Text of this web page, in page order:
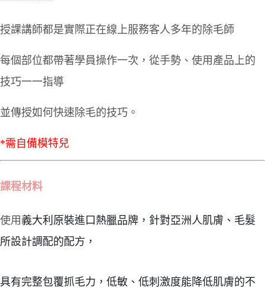
授課講師都是實際正在線上服務客人多年的除毛師
每個部位都帶著學員操作一次，從手勢、使用產品上的
技巧一一指導
並傳授如何快速除毛的技巧。
*需自備模特兒
課程材料
使用 義大利原裝進口熱臘品牌，針對亞洲人肌膚、毛髮
所設計調配的配方，
具有完整包覆抓毛力， 低敏、低刺激度能降低肌膚的不